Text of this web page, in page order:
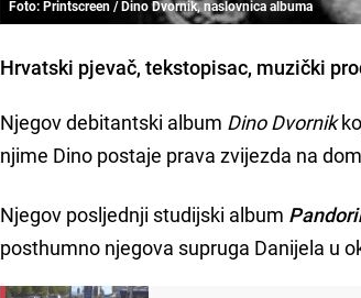
Foto: Printscreen / Dino Dvornik, naslovnica albuma
Hrvatski pjevač, tekstopisac, muzički
Njegov debitantski album Dino Dvornik
njime Dino postaje prava zvijezda na
Njegov posljednji studijski album
posthumno njegova supruga Danijela u